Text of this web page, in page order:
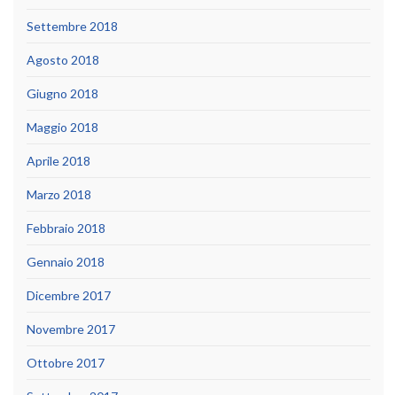
Settembre 2018
Agosto 2018
Giugno 2018
Maggio 2018
Aprile 2018
Marzo 2018
Febbraio 2018
Gennaio 2018
Dicembre 2017
Novembre 2017
Ottobre 2017